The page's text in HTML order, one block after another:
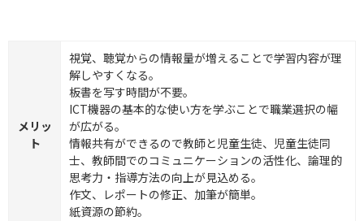
メリッ
ト
視覚、聴覚からの情報量が増えることで学習内容が理
解しやすくなる。
板書を写す時間が不要。
ICT機器の基本的な使い方を学ぶことで職業選択の幅
が広がる。
情報共有ができるので教師と児童生徒、児童生徒同
士、教師間でのコミュニケーションの活性化、論理的
思考力・指導方法の向上が見込める。
作文、レポートの修正、加筆が簡単。
紙資源の節約。